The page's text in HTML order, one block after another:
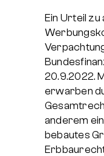
Ein Urteil zu
20.9.2022.
erwarben
anderem
bebautes